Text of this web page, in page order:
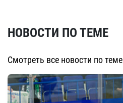
НОВОСТИ ПО ТЕМЕ
Смотреть все новости по теме